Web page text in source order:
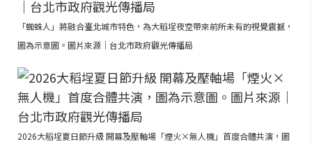
「蜘蛛人」將融合臺北城市特色，為大稻埕夜空帶來前所未有的視覺震撼，
圖為示意圖。圖片來源｜台北市政府觀光傳播局
2026大稻埕夏日節升級 開幕及壓軸場「煙火×無人機」首度合體共演，圖